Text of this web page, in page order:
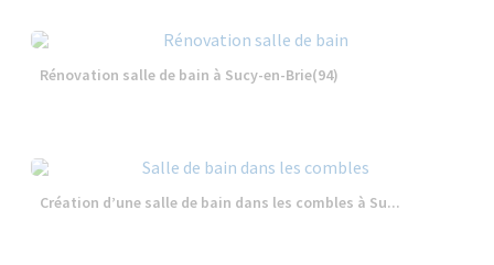
Rénovation salle de bain à Sucy-en-Brie(94)
Création d’une salle de bain dans les combles à Su...